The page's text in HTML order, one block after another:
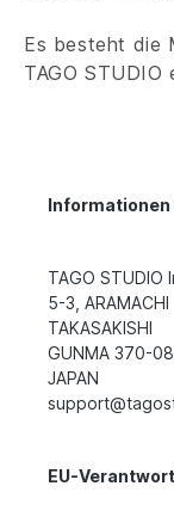
Es besteht die
TAGO
TAGO STUDIO
5-3, ARAMACHI
TAKASAKISHI
GUNMA 370-
JAPAN
EU-